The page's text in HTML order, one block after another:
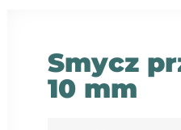
Smycz
10 mm